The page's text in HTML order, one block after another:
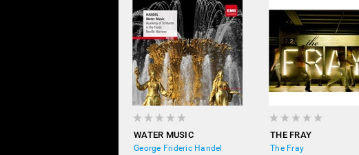
WATER MUSIC
George Frideric Handel
THE FRAY
The Fray